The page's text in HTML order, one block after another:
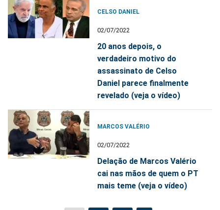
CELSO DANIEL
02/07/2022
20 anos depois, o
verdadeiro motivo do
assassinato de Celso
Daniel parece finalmente
revelado (veja o vídeo)
MARCOS VALÉRIO
02/07/2022
Delação de Marcos Valério
cai nas mãos de quem o PT
mais teme (veja o vídeo)